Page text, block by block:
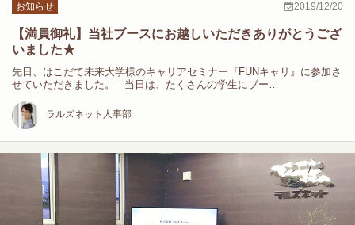
お知らせ 2019/12/20
【満員御礼】当社ブースにお越しいただきありがとうござ
いました★
先日、はこだて未来大学様のキャリアセミナー『FUNキャリ』に参加さ
せていただきました。 当日は、たくさんの学生にブー…
ラルズネット人事部